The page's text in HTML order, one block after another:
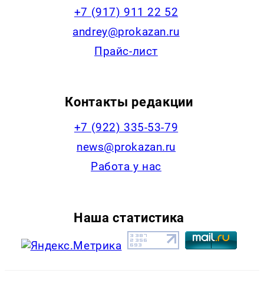
+7 (917) 911 22 52
andrey@prokazan.ru
Прайс-лист
Контакты редакции
+7 (922) 335-53-79
news@prokazan.ru
Работа у нас
Наша статистика